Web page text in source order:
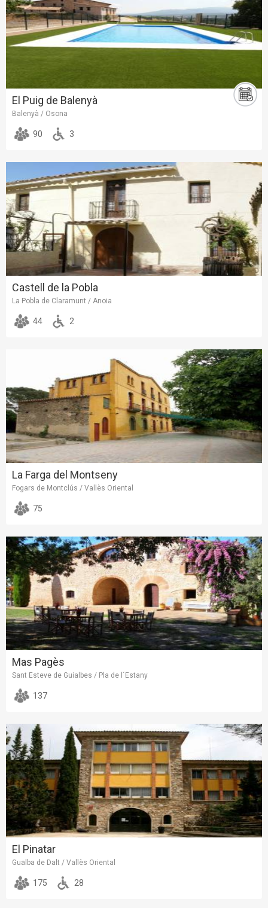
El Puig de Balenyà
Balenyà / Osona
90 3
Castell de la Pobla
La Pobla de Claramunt / Anoia
44 2
La Farga del Montseny
Fogars de Montclús / Vallès Oriental
75
Mas Pagès
Sant Esteve de Guialbes / Pla de l´Estany
137
El Pinatar
Gualba de Dalt / Vallès Oriental
175 28